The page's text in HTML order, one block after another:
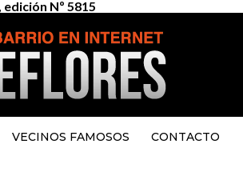
Nº 5815
VECINOS FAMOSOS CONTACTO